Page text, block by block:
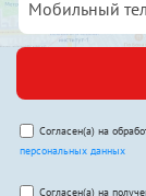
Согласен(а) на
персональных данных
Согласен(а) на